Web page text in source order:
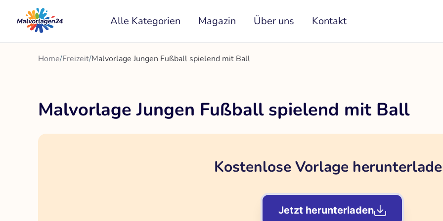
Inhalt
springen
Alle Kategorien Magazin Über uns Kontakt
Home/Freizeit/Malvorlage Jungen Fußball spielend mit Ball
Malvorlage Jungen Fußball spielend mit Ball
Kostenlose Vorlage
Jetzt herunterladen